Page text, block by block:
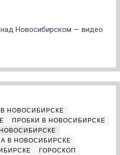
над Новосибирском — видео
НОВОСИБИРСКЕ
ПРОБКИ В НОВОСИБИРСКЕ
В НОВОСИБИРСКЕ
ГОРОСКОП